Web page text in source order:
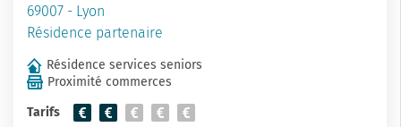
69007 - Lyon
Résidence partenaire
Résidence services seniors
Proximité commerces
Tarifs